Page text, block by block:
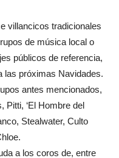
villancicos tradicionales
de música local o
públicos de referencia,
las próximas Navidades.
antes mencionados,
Pitti, ‘El Hombre del
Stealwater, Culto
a los coros de, entre